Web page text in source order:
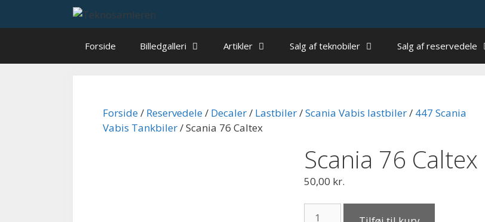
Forside Billedgalleri Artikler Salg af teknobiler Salg af reservedele
Forside/ Reservedele/ Decaler/ Lastbiler/Scania Vabis lastbiler/ 447 Scania
Vabis Tankbiler/ Scania 76 Caltex
Scania 76 Caltex
50,00 kr.